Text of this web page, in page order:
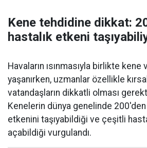
Kene tehdidine dikkat:
hastalık etkeni
Havaların ısınmasıyla birlikte kene
yaşanırken, uzmanlar özellikle
vatandaşların dikkatli olması
Kenelerin dünya genelinde
etkenini taşıyabildiği ve çeşitli
açabildiği vurgulandı.